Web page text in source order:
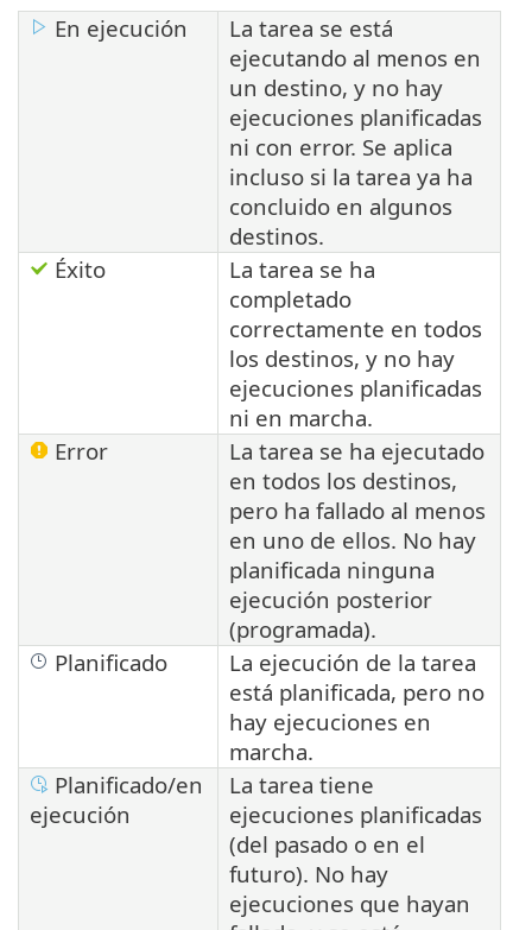
En ejecución
La tarea se está
ejecutando al menos en
un destino, y no hay
ejecuciones planificadas
ni con error. Se aplica
incluso si la tarea ya ha
concluido en algunos
destinos.
Éxito
La tarea se ha
completado
correctamente en todos
los destinos, y no hay
ejecuciones planificadas
ni en marcha.
Error
La tarea se ha ejecutado
en todos los destinos,
pero ha fallado al menos
en uno de ellos. No hay
planificada ninguna
ejecución posterior
(programada).
Planificado
La ejecución de la tarea
está planificada, pero no
hay ejecuciones en
marcha.
Planificado/en
ejecución
La tarea tiene
ejecuciones planificadas
(del pasado o en el
futuro). No hay
ejecuciones que hayan